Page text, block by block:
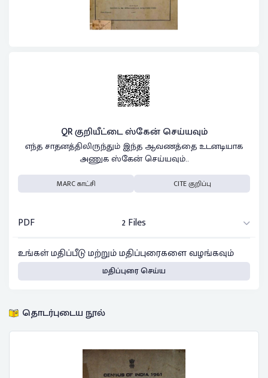
QR குறியீட்டை ஸ்கேன் செய்யவும்
எந்த சாதனத்திலிருந்தும் இந்த ஆவணத்தை உடனடியாக
அணுக ஸ்கேன் செய்யவும்..
MARC காட்சி CITE குறிப்பு
PDF
2 Files
உங்கள் மதிப்பீடு மற்றும் மதிப்புரைகளை வழங்கவும்
மதிப்புரை செய்ய
தொடர்புடைய நூல்